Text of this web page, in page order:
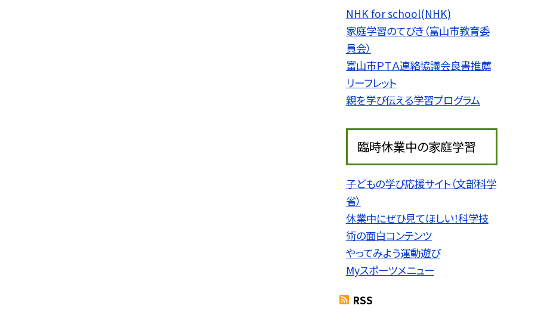
NHK for school(NHK)
家庭学習のてびき（富山市教育委
員会）
富山市ＰＴＡ連絡協議会良書推薦
リーフレット
親を学び伝える学習プログラム
臨時休業中の家庭学習
子どもの学び応援サイト（文部科学
省）
休業中にぜひ見てほしい！科学技
術の面白コンテンツ
やってみよう運動遊び
Myスポーツメニュー
RSS